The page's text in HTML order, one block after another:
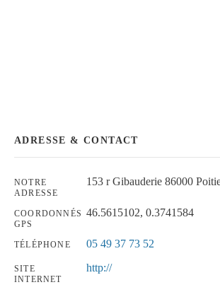
ADRESSE & CONTACT
NOTRE
ADRESSE
153 r Gibauderie 86000
COORDONNÉS
GPS
46.5615102, 0.3741584
TÉLÉPHONE 05 49 37 73 52
SITE
INTERNET
http://